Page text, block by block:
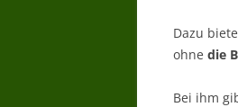
Dazu
ohne die
Bei ihm